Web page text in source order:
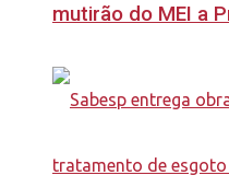
mutirão do MEI a